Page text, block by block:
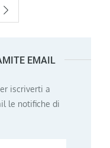
EMAIL
iscriverti a
le notifiche di